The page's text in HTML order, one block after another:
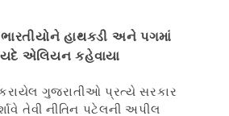
હાથકડી અને પગમાં
એલિયન કહેવાયા